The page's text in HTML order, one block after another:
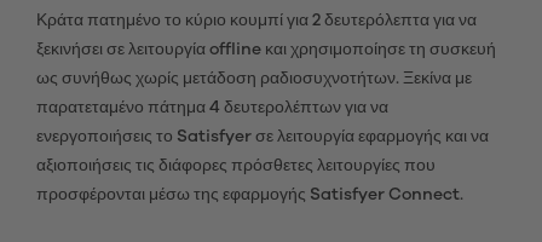
Κράτα πατημένο το κύριο κουμπί για 2 δευτερόλεπτα για να
ξεκινήσει σε λειτουργία offline και χρησιμοποίησε τη συσκευή
ως συνήθως χωρίς μετάδοση ραδιοσυχνοτήτων. Ξεκίνα με
παρατεταμένο πάτημα 4 δευτερολέπτων για να
ενεργοποιήσεις το Satisfyer σε λειτουργία εφαρμογής και να
αξιοποιήσεις τις διάφορες πρόσθετες λειτουργίες που
προσφέρονται μέσω της εφαρμογής Satisfyer Connect.